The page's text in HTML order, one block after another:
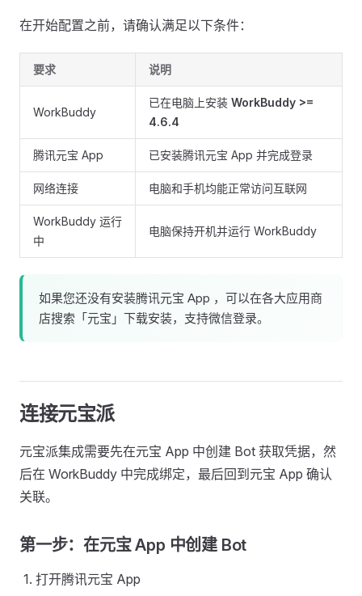
在开始配置之前，请确认满足以下条件：
要求 说明
WorkBuddy
已在电脑上安装 WorkBuddy >=
4.6.4
腾讯元宝 App 已安装腾讯元宝 App 并完成登录
网络连接 电脑和手机均能正常访问互联网
WorkBuddy 运行
中
电脑保持开机并运行 WorkBuddy
如果您还没有安装腾讯元宝 App ，可以在各大应用商
店搜索「元宝」下载安装，支持微信登录。
连接元宝派
元宝派集成需要先在元宝 App 中创建 Bot 获取凭据，然
后在 WorkBuddy 中完成绑定，最后回到元宝 App 确认
关联。
第一步：在元宝 App 中创建 Bot
打开腾讯元宝 App